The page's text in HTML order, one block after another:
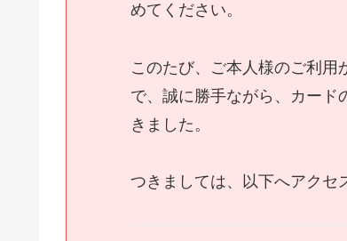
めてください。
このたび、ご本人様のご利
で、誠に勝手ながら、カード
きました。
つきましては、以下へアクセ